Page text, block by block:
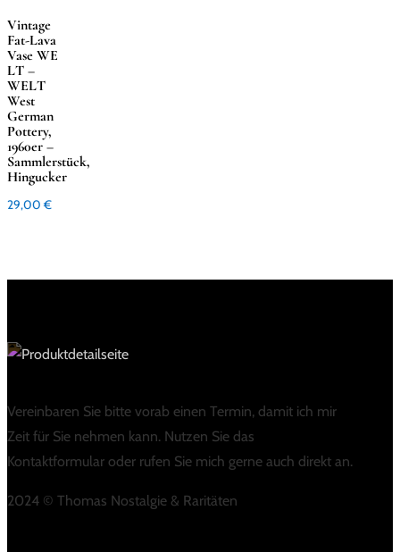
Vintage
Fat-Lava
Vase WE
LT –
WELT
West
German
Pottery,
1960er –
Sammlerstück,
Hingucker
29,00€
Vereinbaren Sie bitte vorab einen Termin, damit ich mir
Zeit für Sie nehmen kann. Nutzen Sie das
Kontaktformular oder rufen Sie mich gerne auch direkt an.
2024 © Thomas Nostalgie & Raritäten